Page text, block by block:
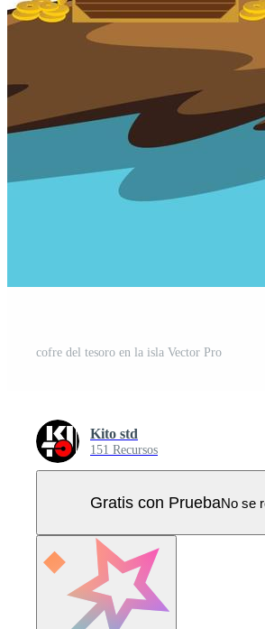
cofre del tesoro en la isla Vector Pro
Kito std
151 Recursos
Gratis con PruebaNo se